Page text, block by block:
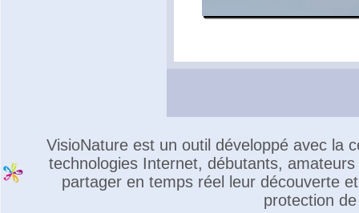
VisioNature est un outil développé avec la
technologies Internet, débutants,
partager en temps réel leur découverte
protection